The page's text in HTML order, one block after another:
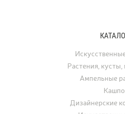
Растения, кусты,
Ампельные
Кашпо
Дизайнерские